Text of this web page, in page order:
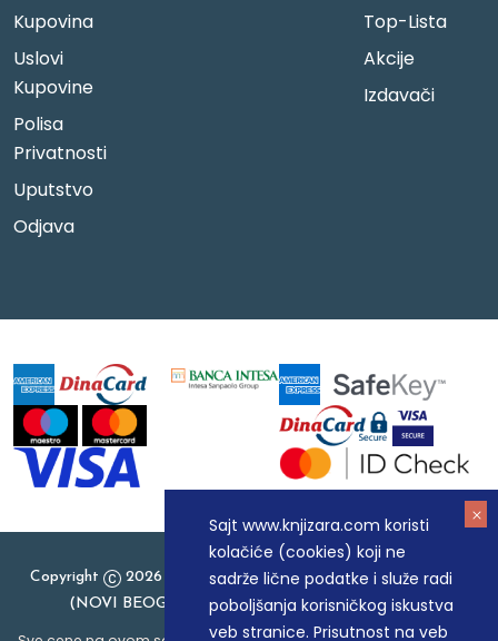
Sajt www.knjizara.com koristi
kolačiće (cookies) koji ne
sadrže lične podatke i služe radi
poboljšanja korisničkog iskustva
veb stranice. Prisutnost na veb
Kupovina
Uslovi
Kupovine
Polisa
Privatnosti
Uputstvo
Odjava
Top-Lista
Akcije
Izdavači
Copyright
2026 Knjizara.com - MAKART DOO BEOGRAD
(NOVI BEOGRAD), PIB: 105184104, MB: 20337524